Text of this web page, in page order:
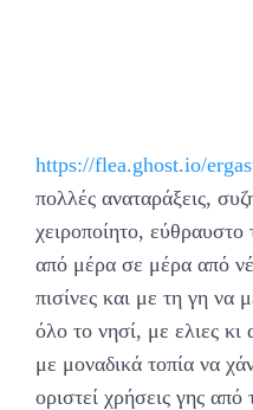
https://flea.ghost.io/
πολλές αναταράξεις,
χειροποίητο, εύθραυστο
από μέρα σε μέρα από
πισίνες και με τη γη να
όλο το νησί, με ελιες κι
με μοναδικά τοπία να
οριστεί χρήσεις γης από